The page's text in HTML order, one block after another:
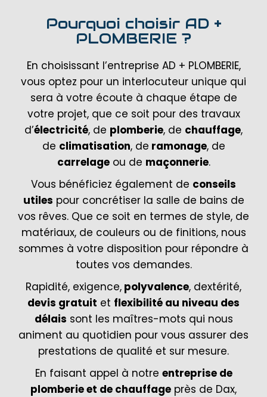
Pourquoi choisir AD +
PLOMBERIE ?
En choisissant l’entreprise AD + PLOMBERIE,
vous optez pour un interlocuteur unique qui
sera à votre écoute à chaque étape de
votre projet, que ce soit pour des travaux
d’électricité, de plomberie, de chauffage,
de climatisation, de ramonage, de
carrelageou de maçonnerie.
Vous bénéficiez également de conseils
utiles pour concrétiser la salle de bains de
vos rêves. Que ce soit en termes de style, de
matériaux, de couleurs ou de finitions, nous
sommes à votre disposition pour répondre à
toutes vos demandes.
Rapidité, exigence, polyvalence, dextérité,
devis gratuit et flexibilité au niveau des
délais sont les maîtres-mots qui nous
animent au quotidien pour vous assurer des
prestations de qualité et sur mesure.
En faisant appel à notre entreprise de
plomberie et de chauffage près de Dax,